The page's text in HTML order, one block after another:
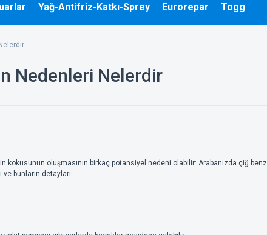
Yağ-Antifriz-Katkı-Sprey Eurorepar Togg
Nedenleri Nelerdir
kokusunun oluşmasının birkaç potansiyel nedeni olabilir: Arabanızda çiğ
bunların detayları: